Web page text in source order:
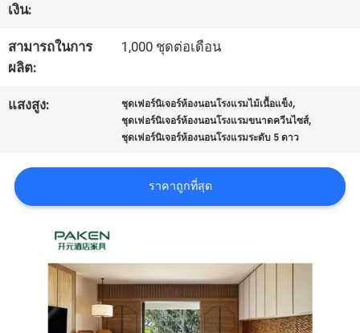
ติดต่อ
เรา
ขอ
เสนอ
แผนผัง
เว็บไซต์
เงิน:
สามารถในการ
ผลิต:
1,000 ชุดต่อเดือน
แสงสูง: ชุดเฟอร์นิเจอร์ห้องนอนโรงแรมไม้เนื้อแข็ง,
ชุดเฟอร์นิเจอร์ห้องนอนโรงแรมขนาดควีนไซส์,
ชุดเฟอร์นิเจอร์ห้องนอนโรงแรมระดับ 5 ดาว
ราคาถูกที่สุด